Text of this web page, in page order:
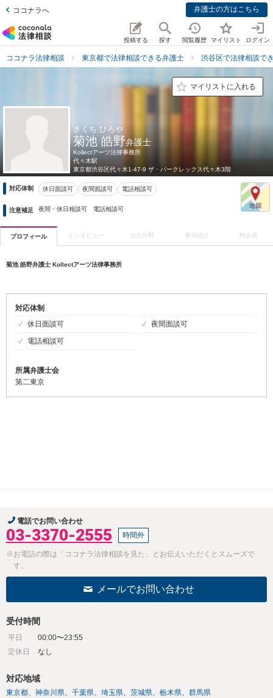
ココナラへ 弁護士の方はこちら
投稿する 探す 閲覧履歴 マイリスト ログイン
ココナラ法律相談 東京都で法律相談できる弁護士 渋谷区で法律相談で
マイリストに入れる
きくち ひろや
菊池 皓野弁護士
Kollectアーツ法律事務所
代々木駅
東京都渋谷区代々木1-47-9 ザ・パークレックス代々木3階
対応体制 休日面談可 夜間面談可 電話相談可
注意補足 夜間・休日相談可 電話相談可
プロフィール インタビュー 注力分野 事例紹介 料金表
菊池 皓野弁護士 Kollectアーツ法律事務所
対応体制
休日面談可
夜間面談可
電話相談可
所属弁護士会
第二東京
電話でお問い合わせ
03-3370-2555 時間外
※お電話の際は「ココナラ法律相談を見た」とお伝えいただくとスムーズで
す。
メールでお問い合わせ
受付時間
平日
00:00〜23:55
定休日
なし
対応地域
東京都 神奈川県 千葉県 埼玉県 茨城県 栃木県 群馬県